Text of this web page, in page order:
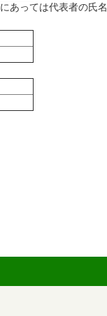
あっては代表者の氏名